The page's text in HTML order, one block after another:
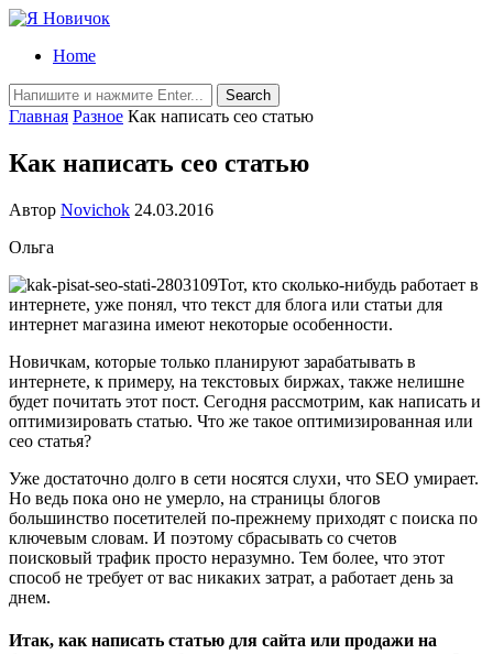
Home
Главная Разное Как написать сео статью
Как написать сео статью
Автор Novichok 24.03.2016
Ольга
Тот, кто сколько-нибудь работает в
интернете, уже понял, что текст для блога или статьи для
интернет магазина имеют некоторые особенности.
Новичкам, которые только планируют зарабатывать в
интернете, к примеру, на текстовых биржах, также нелишне
будет почитать этот пост. Сегодня рассмотрим, как написать и
оптимизировать статью. Что же такое оптимизированная или
сео статья?
Уже достаточно долго в сети носятся слухи, что SEO умирает.
Но ведь пока оно не умерло, на страницы блогов
большинство посетителей по-прежнему приходят с поиска по
ключевым словам. И поэтому сбрасывать со счетов
поисковый трафик просто неразумно. Тем более, что этот
способ не требует от вас никаких затрат, а работает день за
днем.
Итак, как написать статью для сайта или продажи на